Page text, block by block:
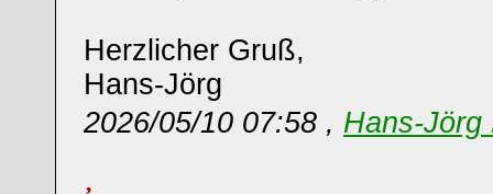
Herzlicher Gruß,
Hans-Jörg
2026/05/10 07:58 , Hans-Jörg